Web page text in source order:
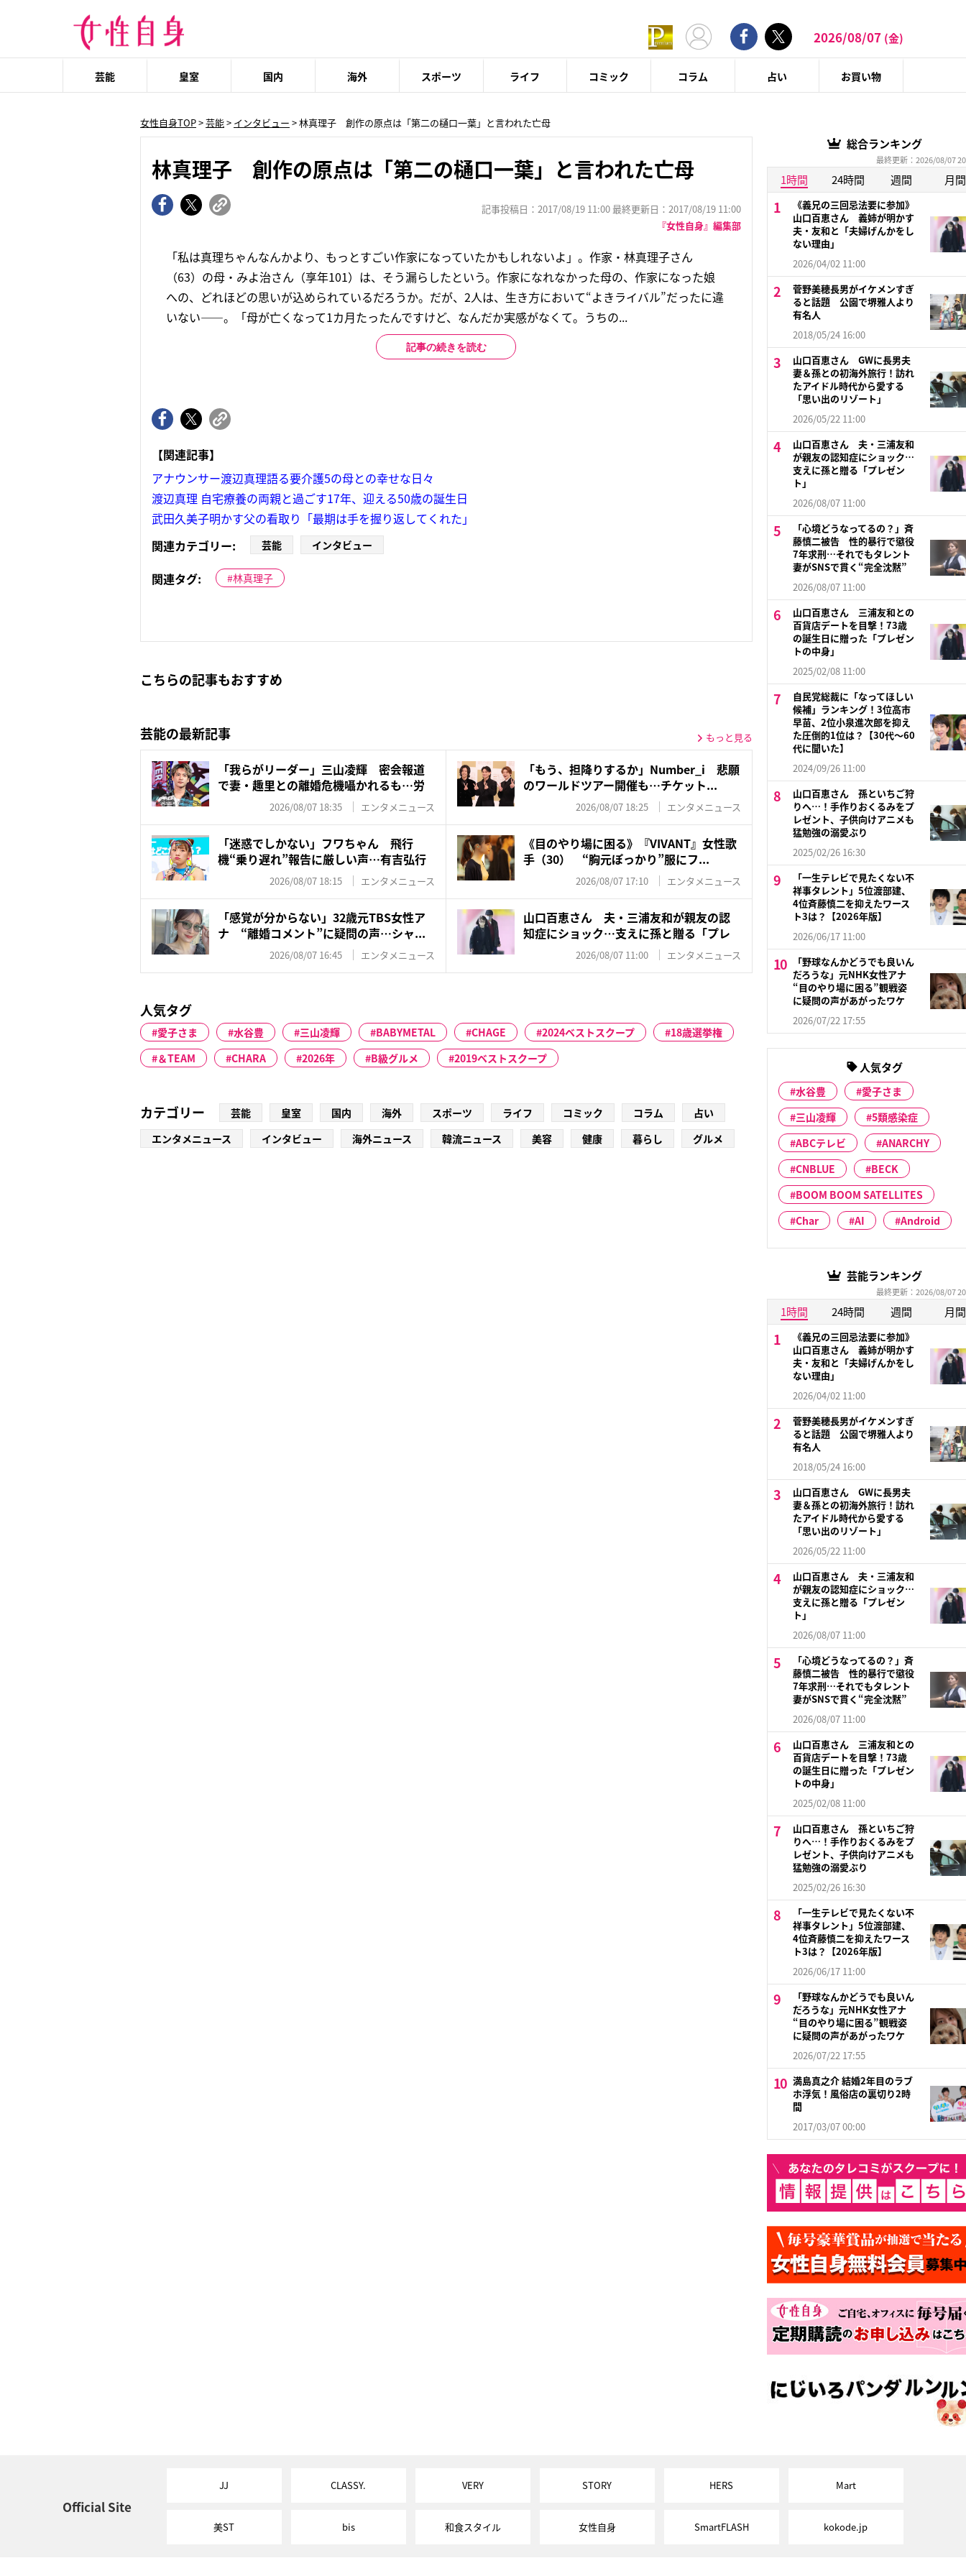
2026/08/07 (金)
芸能 皇室 国内 海外 スポーツ ライフ コミック コラム 占い お買い物
女性自身TOP>芸能> インタビュー > 林真理子 創作の原点は「第二の樋口一葉」と言われた亡母
林真理子 創作の原点は「第二の樋口一葉」と言われた亡母
記事投稿日：2017/08/19 11:00 最終更新日：2017/08/19 11:00
『女性自身』編集部
「私は真理ちゃんなんかより、もっとすごい作家になっていたかもしれないよ」。作家・林真理子さん
（63）の母・みよ治さん（享年101）は、そう漏らしたという。作家になれなかった母の、作家になった娘
への、どれほどの思いが込められているだろうか。だが、2人は、生き方において“よきライバル”だったに違
いない――。「母が亡くなって1カ月たったんですけど、なんだか実感がなくて。うちの...
記事の続きを読む
【関連記事】
アナウンサー渡辺真理語る要介護5の母との幸せな日々
渡辺真理 自宅療養の両親と過ごす17年、迎える50歳の誕生日
武田久美子明かす父の看取り「最期は手を握り返してくれた」
関連カテゴリー:
芸能 インタビュー
関連タグ: 林真理子
こちらの記事もおすすめ
芸能の最新記事 もっと見る
「我らがリーダー」三山凌輝 密会報道
で妻・趣里との離婚危機囁かれるも…労
2026/08/07 18:35 エンタメニュース
「もう、担降りするか」Number_i 悲願
のワールドツアー開催も…チケット...
2026/08/07 18:25 エンタメニュース
「迷惑でしかない」フワちゃん 飛行
機“乗り遅れ”報告に厳しい声…有吉弘行
2026/08/07 18:15 エンタメニュース
《目のやり場に困る》『VIVANT』女性歌
手（30） “胸元ぽっかり”服にフ...
2026/08/07 17:10 エンタメニュース
「感覚が分からない」32歳元TBS女性ア
ナ “離婚コメント”に疑問の声…シャ...
2026/08/07 16:45 エンタメニュース
山口百恵さん 夫・三浦友和が親友の認
知症にショック…支えに孫と贈る「プレ
2026/08/07 11:00 エンタメニュース
人気タグ
愛子さま 水谷豊 三山凌輝 BABYMETAL CHAGE 2024ベストスクープ
18歳選挙権
＆TEAM
CHARA 2026年 B級グルメ 2019ベストスクープ
カテゴリー 芸能 皇室 国内 海外 スポーツ ライフ コミック コラム
占い
エンタメニュース
インタビュー 海外ニュース 韓流ニュース 美容 健康 暮らし グルメ
総合ランキング
最終更新：2026/08/07
1時間 24時間 週間 月間
《義兄の三回忌法要に参加》
山口百恵さん 義姉が明かす
夫・友和と「夫婦げんかをし
ない理由」
2026/04/02 11:00
菅野美穂長男がイケメンすぎ
ると話題 公園で堺雅人より
有名人
2018/05/24 16:00
山口百恵さん GWに長男夫
妻＆孫との初海外旅行！訪れ
たアイドル時代から愛する
「思い出のリゾート」
2026/05/22 11:00
山口百恵さん 夫・三浦友和
が親友の認知症にショック…
支えに孫と贈る「プレゼン
ト」
2026/08/07 11:00
「心境どうなってるの？」斉
藤慎二被告 性的暴行で懲役
7年求刑…それでもタレント
妻がSNSで貫く“完全沈黙”
2026/08/07 11:00
山口百恵さん 三浦友和との
百貨店デートを目撃！73歳
の誕生日に贈った「プレゼン
トの中身」
2025/02/08 11:00
自民党総裁に「なってほしい
候補」ランキング！3位高市
早苗、2位小泉進次郎を抑え
た圧倒的1位は？【30代〜60
代に聞いた】
2024/09/26 11:00
山口百恵さん 孫といちご狩
りへ…！手作りおくるみをプ
レゼント、子供向けアニメも
猛勉強の溺愛ぶり
2025/02/26 16:30
「一生テレビで見たくない不
祥事タレント」5位渡部建、
4位斉藤慎二を抑えたワース
ト3は？【2026年版】
2026/06/17 11:00
「野球なんかどうでも良いん
だろうな」元NHK女性アナ
“目のやり場に困る”観戦姿
に疑問の声があがったワケ
2026/07/22 17:55
人気タグ
水谷豊
愛子さま
三山凌輝
5類感染症
ABCテレビ
ANARCHY
CNBLUE
BECK
BOOM BOOM SATELLITES
Char
AI Android
芸能ランキング
最終更新：2026/08/07
1時間 24時間 週間 月間
《義兄の三回忌法要に参加》
山口百恵さん 義姉が明かす
夫・友和と「夫婦げんかをし
ない理由」
2026/04/02 11:00
菅野美穂長男がイケメンすぎ
ると話題 公園で堺雅人より
有名人
2018/05/24 16:00
山口百恵さん GWに長男夫
妻＆孫との初海外旅行！訪れ
たアイドル時代から愛する
「思い出のリゾート」
2026/05/22 11:00
山口百恵さん 夫・三浦友和
が親友の認知症にショック…
支えに孫と贈る「プレゼン
ト」
2026/08/07 11:00
「心境どうなってるの？」斉
藤慎二被告 性的暴行で懲役
7年求刑…それでもタレント
妻がSNSで貫く“完全沈黙”
2026/08/07 11:00
山口百恵さん 三浦友和との
百貨店デートを目撃！73歳
の誕生日に贈った「プレゼン
トの中身」
2025/02/08 11:00
山口百恵さん 孫といちご狩
りへ…！手作りおくるみをプ
レゼント、子供向けアニメも
猛勉強の溺愛ぶり
2025/02/26 16:30
「一生テレビで見たくない不
祥事タレント」5位渡部建、
4位斉藤慎二を抑えたワース
ト3は？【2026年版】
2026/06/17 11:00
「野球なんかどうでも良いん
だろうな」元NHK女性アナ
“目のやり場に困る”観戦姿
に疑問の声があがったワケ
2026/07/22 17:55
満島真之介 結婚2年目のラブ
ホ浮気！風俗店の裏切り2時
間
2017/03/07 00:00
Official Site
JJ CLASSY. VERY STORY HERS Mart
美ST bis 和食スタイル 女性自身 SmartFLASH kokode.jp